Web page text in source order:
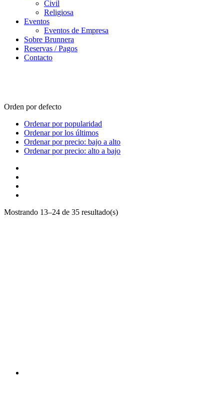
Civil
Religiosa
Eventos
Eventos de Empresa
Sobre Brunnera
Reservas / Pagos
Contacto
Orden por defecto
Ordenar por popularidad
Ordenar por los últimos
Ordenar por precio: bajo a alto
Ordenar por precio: alto a bajo
Mostrando 13–24 de 35 resultado(s)